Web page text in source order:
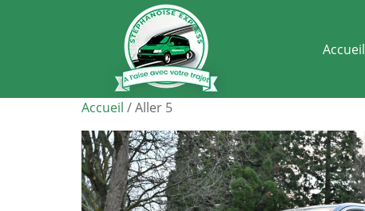
Accueil
Accueil / Aller 5